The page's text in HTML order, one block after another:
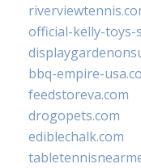
official-kelly-toys-
bbq-empire-
feedstoreva.com
drogopets.com
ediblechalk.com